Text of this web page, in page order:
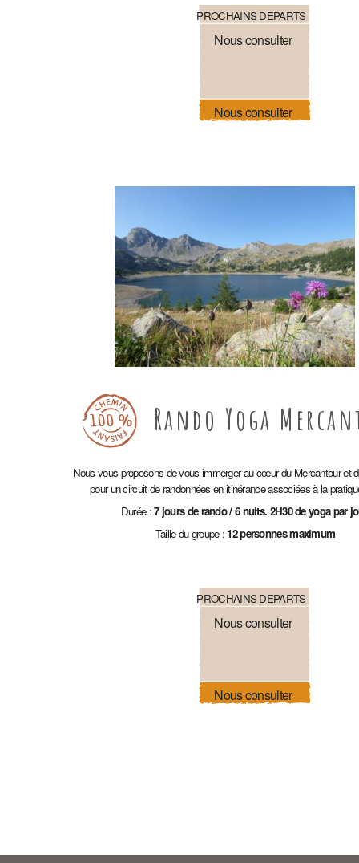
PROCHAINS DEPARTS
Nous consulter
Nous consulter
Rando Yoga
Nous vous proposons de vous immerger au cœur du Mercantour et
pour un circuit de randonnées en itinérance associées à la
Durée :7 jours de rando / 6 nuits. 2H30 de yoga par
Taille du groupe :12 personnes maximum
PROCHAINS DEPARTS
Nous consulter
Nous consulter